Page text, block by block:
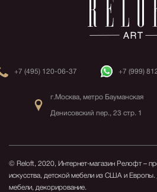
+7 (495) 120-06-37 +7 (999)
г.Москва, метро Бауманская
Денисовский пер., 23 стр. 1
© Reloft, 2020, Интернет-магазин Релофт –
искусства, детской мебели из США и Европы.
мебели, декорирование.